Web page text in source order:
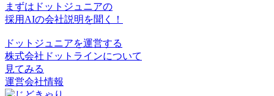
まずはドットジュニアの
採用AIの会社説明を聞く！
ドットジュニアを運営する
株式会社ドットラインについて
見てみる
運営会社情報